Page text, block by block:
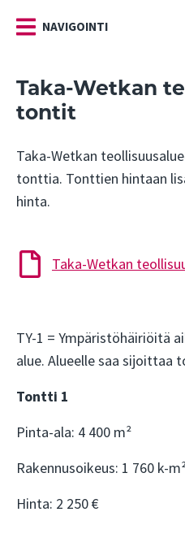
NAVIGOINTI
Taka-Wetkan
tontit
Taka-Wetkan
tonttia. Tonttien hintaan
hinta.
Taka-Wetkan
TY-1 = Ympäristöhäiriöitä
alue. Alueelle saa sijoittaa
Tontti 1
Pinta-ala: 4 400 m²
Rakennusoikeus: 1 760 k-
Hinta: 2 250 €